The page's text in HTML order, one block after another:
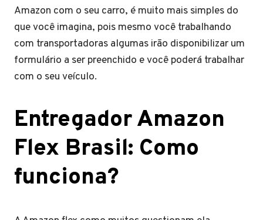
Amazon com o seu carro, é muito mais simples do
que você imagina, pois mesmo você trabalhando
com transportadoras algumas irão disponibilizar um
formulário a ser preenchido e você poderá trabalhar
com o seu veículo.
Entregador Amazon
Flex Brasil: Como
funciona?